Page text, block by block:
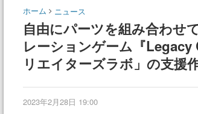
を舞台にトラブルへ対応
する社員たちを描く
ホーム ニュース
自由にパーツを組み合わせ
レーションゲーム『Legacy
リエイターズラボ」の支援
2023年2月28日 19:00